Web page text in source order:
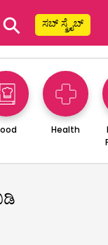
⚲ ಸಬ್ ಸ್ಕ್ರೈಬ್
Health